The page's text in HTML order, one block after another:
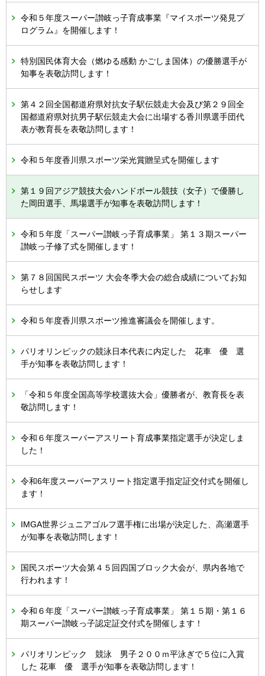
令和５年度スーパー讃岐っ子育成事業『マイスポーツ発見プ
ログラム』を開催します！
特別国民体育大会（燃ゆる感動 かごしま国体）の優勝選手が
知事を表敬訪問します！
第４２回全国都道府県対抗女子駅伝競走大会及び第２９回全
国都道府県対抗男子駅伝競走大会に出場する香川県選手団代
表が教育長を表敬訪問します！
令和５年度香川県スポーツ栄光賞贈呈式を開催します
第１９回アジア競技大会ハンドボール競技（女子）で優勝し
た岡田選手、馬場選手が知事を表敬訪問します！
令和５年度「スーパー讃岐っ子育成事業」 第１３期スーパー
讃岐っ子修了式を開催します！
第７８回国民スポーツ 大会冬季大会の総合成績についてお知
らせします
令和５年度香川県スポーツ推進審議会を開催します。
パリオリンピックの競泳日本代表に内定した 花車 優 選
手が知事を表敬訪問します！
「令和５年度全国高等学校選抜大会」優勝者が、教育長を表
敬訪問します！
令和６年度スーパーアスリート育成事業指定選手が決定しま
した！
令和6年度スーパーアスリート指定選手指定証交付式を開催し
ます！
IMGA世界ジュニアゴルフ選手権に出場が決定した、高瀬選手
が知事を表敬訪問します！
国民スポーツ大会第４５回四国ブロック大会が、県内各地で
行われます！
令和６年度「スーパー讃岐っ子育成事業」 第１５期・第１６
期スーパー讃岐っ子認定証交付式を開催します！
パリオリンピック 競泳 男子２００ｍ平泳ぎで５位に入賞
した 花車 優 選手が知事を表敬訪問します！